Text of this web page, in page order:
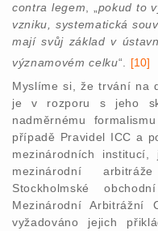
contra legem
pokud to
vzniku, systematická
mají svůj základ v
významovém celku“.
[10]
Myslíme si, že trvání na
je v rozporu s jeho
nadměrnému
případě Pravidel ICC a
mezinárodních
mezinárodní
Stockholmské
Mezinárodní Arbitrážní
vyžadováno jejich